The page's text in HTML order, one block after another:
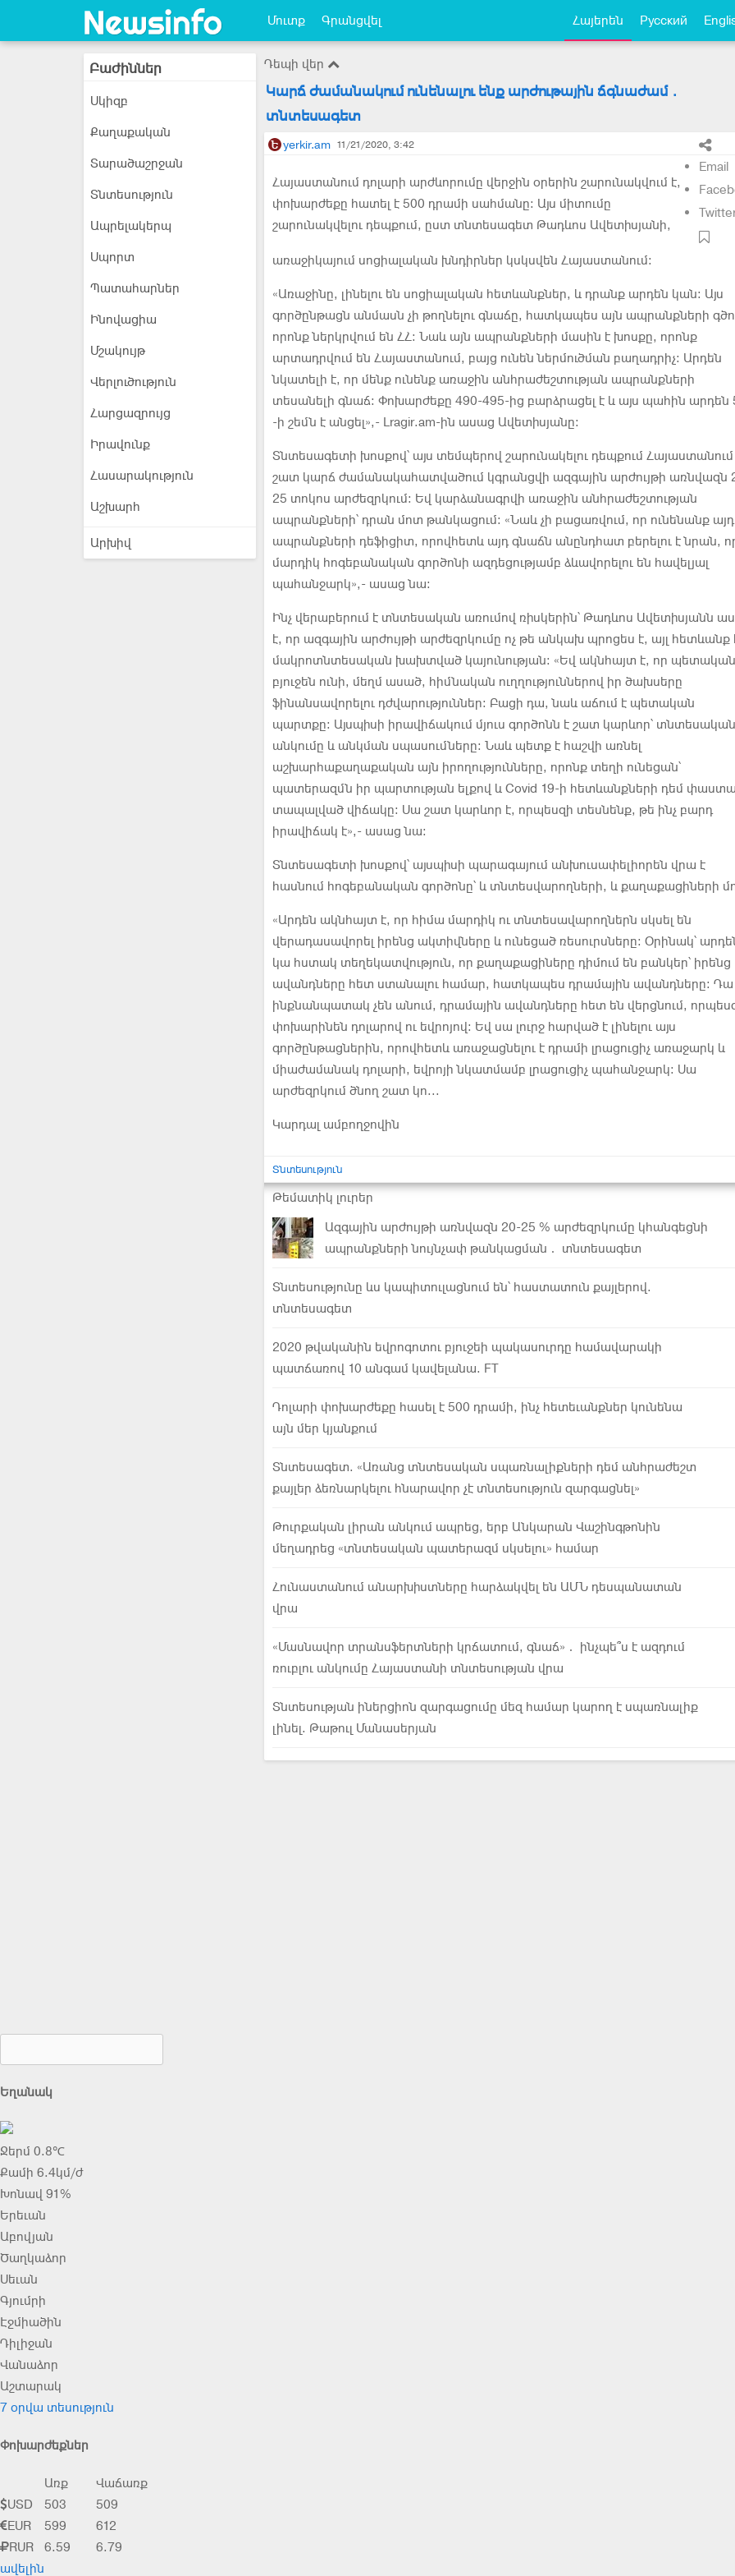
Մուտք Գրանցվել Հայերեն Русский
Բաժիններ
Սկիզբ
Քաղաքական
Տարածաշրջան
Տնտեսություն
Ապրելակերպ
Սպորտ
Պատահարներ
Ինովացիա
Մշակույթ
Վերլուծություն
Հարցազրույց
Իրավունք
Հասարակություն
Աշխարհ
Արխիվ
Դեպի վեր
Կարճ ժամանակում ունենալու ենք արժութային ճգնաժամ․
տնտեսագետ
yerkir.am 11/21/2020, 3:42
Email
Հայաստանում դոլարի արժևորումը վերջին օրերին շարունակվում է,
փոխարժեքը հատել է 500 դրամի սահմանը։ Այս միտումը
շարունակվելու դեպքում, ըստ տնտեսագետ Թադևոս Ավետիսյանի,
առաջիկայում սոցիալական խնդիրներ կսկսվեն Հայաստանում։
«Առաջինը, լինելու են սոցիալական հետևանքներ, և դրանք արդեն կան։ Այս
գործընթացն անմասն չի թողնելու գնաճը, հատկապես այն ապրանքների
որոնք ներկրվում են ՀՀ։ Նաև այն ապրանքների մասին է խոսքը, որոնք
արտադրվում են Հայաստանում, բայց ունեն ներմուծման բաղադրիչ։ Արդեն
նկատելի է, որ մենք ունենք առաջին անհրաժեշտության ապրանքների
տեսանելի գնաճ։ Փոխարժեքը 490-495-ից բարձրացել է և այս պահին արդեն
-ի շեմն է անցել»,- Lragir.am-ին ասաց Ավետիսյանը։
Տնտեսագետի խոսքով՝ այս տեմպերով շարունակելու դեպքում Հայաստանում
շատ կարճ ժամանակահատվածում կգրանցվի ազգային արժույթի առնվազն
25 տոկոս արժեզրկում։ Եվ կարձանագրվի առաջին անհրաժեշտության
ապրանքների՝ դրան մոտ թանկացում։ «Նաև չի բացառվում, որ ունենանք այդ
ապրանքների դեֆիցիտ, որովհետև այդ գնաճն անընդհատ բերելու է նրան,
մարդիկ հոգեբանական գործոնի ազդեցությամբ ձևավորելու են հավելյալ
պահանջարկ»,- ասաց նա։
Ինչ վերաբերում է տնտեսական առումով ռիսկերին՝ Թադևոս Ավետիսյանն
է, որ ազգային արժույթի արժեզրկումը ոչ թե անկախ պրոցես է, այլ հետևանք
մակրոտնտեսական խախտված կայունության։ «Եվ ակնհայտ է, որ պետական
բյուջեն ունի, մեղմ ասած, հիմնական ուղղություններով իր ծախսերը
ֆինանսավորելու դժվարություններ։ Բացի դա, նաև աճում է պետական
պարտքը։ Այսպիսի իրավիճակում մյուս գործոնն է շատ կարևոր՝ տնտեսական
անկումը և անկման սպասումները։ Նաև պետք է հաշվի առնել
աշխարհաքաղաքական այն իրողությունները, որոնք տեղի ունեցան՝
պատերազմն իր պարտության ելքով և Covid 19-ի հետևանքների դեմ
տապալված վիճակը։ Սա շատ կարևոր է, որպեսզի տեսնենք, թե ինչ բարդ
իրավիճակ է»,- ասաց նա։
Տնտեսագետի խոսքով՝ այսպիսի պարագայում անխուսափելիորեն վրա է
հասնում հոգեբանական գործոնը՝ և տնտեսվարողների, և քաղաքացիների
«Արդեն ակնհայտ է, որ հիմա մարդիկ ու տնտեսավարողներն սկսել են
վերադասավորել իրենց ակտիվները և ունեցած ռեսուրսները։ Օրինակ՝
կա հստակ տեղեկատվություն, որ քաղաքացիները դիմում են բանկեր՝ իրենց
ավանդները հետ ստանալու համար, հատկապես դրամային ավանդները։ Դա
ինքնանպատակ չեն անում, դրամային ավանդները հետ են վերցնում,
փոխարինեն դոլարով ու եվրոյով։ Եվ սա լուրջ հարված է լինելու այս
գործընթացներին, որովհետև առաջացնելու է դրամի լրացուցիչ առաջարկ և
միաժամանակ դոլարի, եվրոյի նկատմամբ լրացուցիչ պահանջարկ։ Սա
արժեզրկում ծնող շատ կո...
Կարդալ ամբողջովին
Տնտեսություն
Թեմատիկ լուրեր
Ազգային արժույթի առնվազն 20-25 % արժեզրկումը կհանգեցնի
ապրանքների նույնչափ թանկացման․ տնտեսագետ
Տնտեսությունը ևս կապիտուլացնում են՝ հաստատուն քայլերով.
տնտեսագետ
2020 թվականին եվրոգոտու բյուջեի պակասուրդը համավարակի
պատճառով 10 անգամ կավելանա. FT
Դոլարի փոխարժեքը հասել է 500 դրամի, ինչ հետեւանքներ կունենա
այն մեր կյանքում
Տնտեսագետ. «Առանց տնտեսական սպառնալիքների դեմ անհրաժեշտ
քայլեր ձեռնարկելու հնարավոր չէ տնտեսություն զարգացնել»
Թուրքական լիրան անկում ապրեց, երբ Անկարան Վաշինգթոնին
մեղադրեց «տնտեսական պատերազմ սկսելու» համար
Հունաստանում անարխիստները հարձակվել են ԱՄՆ դեսպանատան
վրա
«Մասնավոր տրանսֆերտների կրճատում, գնաճ»․ ինչպե՞ս է ազդում
ռուբլու անկումը Հայաստանի տնտեսության վրա
Տնտեսության իներցիոն զարգացումը մեզ համար կարող է սպառնալիք
լինել. Թաթուլ Մանասերյան
Եղանակ
Ջերմ 0.8℃
Քամի 6.4կմ/ժ
Խոնավ 91%
Երեւան
Աբովյան
Ծաղկաձոր
Սեւան
Գյումրի
Էջմիածին
Դիլիջան
Վանաձոր
Աշտարակ
7 օրվա տեսություն
Փոխարժեքներ
Առք
Վաճառք
USD
503
509
EUR
599
612
RUR
6.59
6.79
ավելին